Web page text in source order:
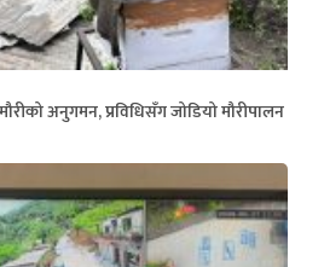
अनुगमन, प्रविधिसँग जोडियो मौरीपालन